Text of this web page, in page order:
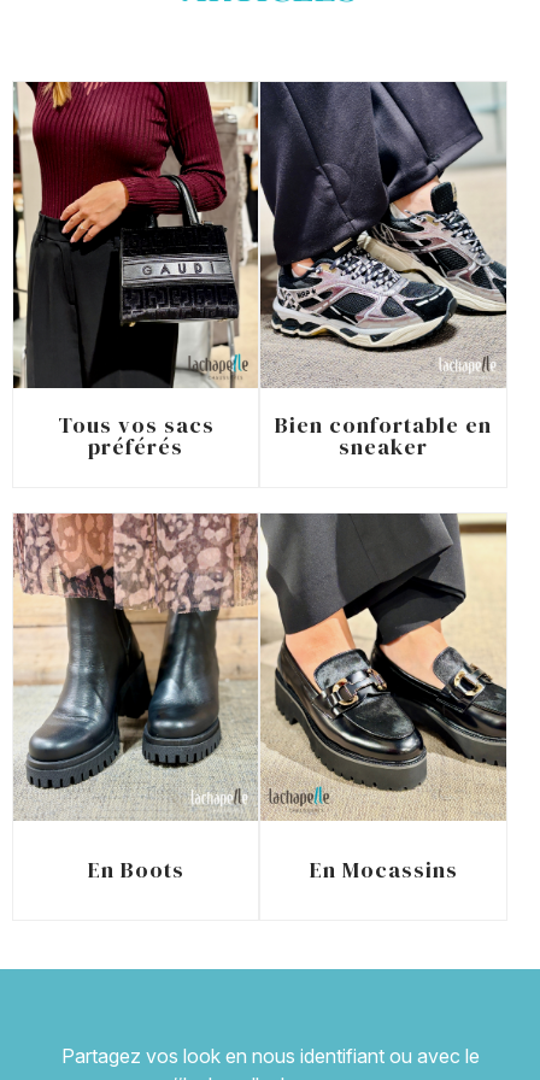
Tous vos sacs
préférés
Bien confortable en
sneaker
En Boots En Mocassins
Partagez vos look en nous identifiant ou avec le